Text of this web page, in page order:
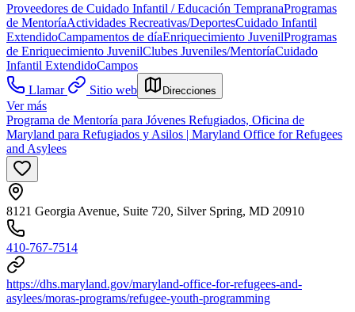
Proveedores de Cuidado Infantil / Educación TempranaProgramas
de MentoríaActividades Recreativas/DeportesCuidado Infantil
ExtendidoCampamentos de díaEnriquecimiento JuvenilProgramas
de Enriquecimiento JuvenilClubes Juveniles/MentoríaCuidado
Infantil ExtendidoCampos
Llamar
Sitio web Direcciones
Ver más
Programa de Mentoría para Jóvenes Refugiados, Oficina de
Maryland para Refugiados y Asilos | Maryland Office for Refugees
and Asylees
8121 Georgia Avenue, Suite 720, Silver Spring, MD 20910
410-767-7514
https://dhs.maryland.gov/maryland-office-for-refugees-and-
asylees/moras-programs/refugee-youth-programming